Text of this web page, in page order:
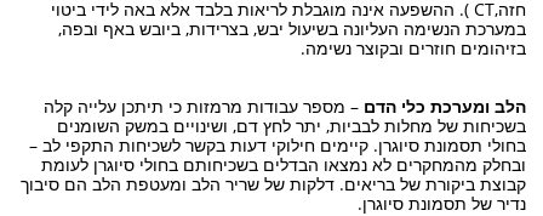
חזה,CT ). ההשפעה אינה מוגבלת לריאות בלבד אלא באה לידי ביטוי
במערכת הנשימה העליונה בשיעול יבש, בצרידות, ביובש באף ובפה,
בזיהומים חוזרים ובקוצר נשימה.
הלב ומערכת כלי הדם – מספר עבודות מרמזות כי תיתכן עלייה קלה
בשכיחות של מחלות לבביות, יתר לחץ דם, ושינויים במשק השומנים
בחולי תסמונת סיוגרן. קיימים חילוקי דעות בקשר לשכיחות התקפי לב –
ובחלק מהמחקרים לא נמצאו הבדלים בשכיחותם בחולי סיוגרן לעומת
קבוצת ביקורת של בריאים. דלקות של שריר הלב ומעטפת הלב הם סיבוך
נדיר של תסמונת סיוגרן.